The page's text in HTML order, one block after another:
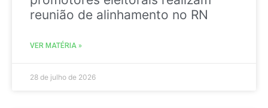
reunião de alinhamento no RN
VER MATÉRIA »
28 de julho de 2026